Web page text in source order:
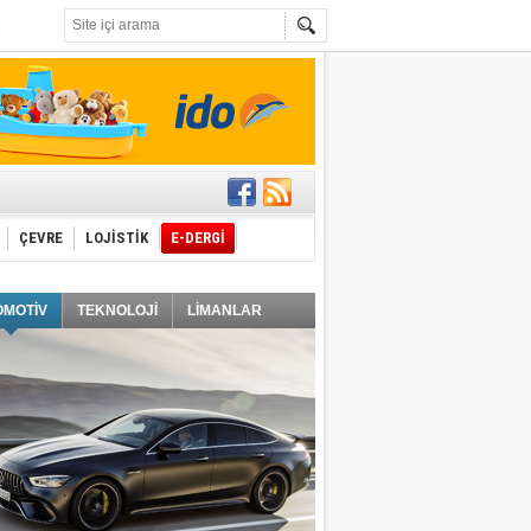
ÇEVRE LOJİSTİK E-DERGİ
TEKNOLOJİ LİMANLAR